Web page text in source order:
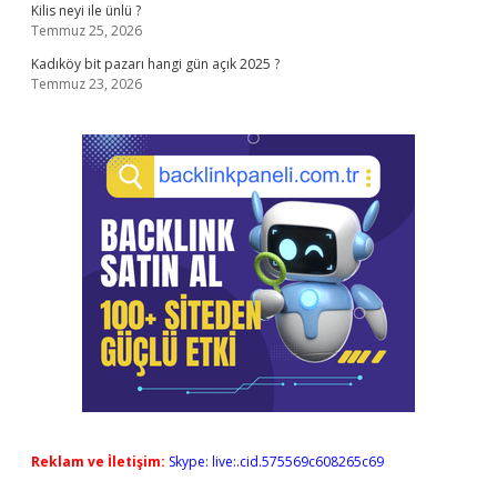
Kilis neyi ile ünlü ?
Temmuz 25, 2026
Kadıköy bit pazarı hangi gün açık 2025 ?
Temmuz 23, 2026
Reklam ve İletişim: Skype: live:.cid.575569c608265c69